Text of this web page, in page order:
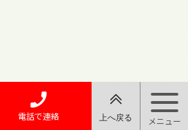
電話で連絡